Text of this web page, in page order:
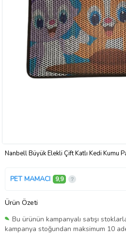
Nanbell Büyük Elekli Çift Katlı Kedi Kumu
PET MAMACI 9,9
Ürün Özeti
Bu ürünün kampanyalı satışı
kampanya stoğundan maksimum 10